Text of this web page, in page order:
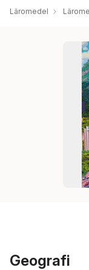
Läromedel
Geografi